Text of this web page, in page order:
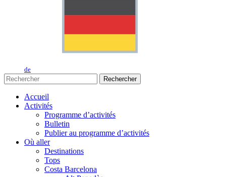
de
Rechercher
Accueil
Activités
Programme d’activités
Bulletin
Publier au programme d’activités
Où aller
Destinations
Tops
Costa Barcelona